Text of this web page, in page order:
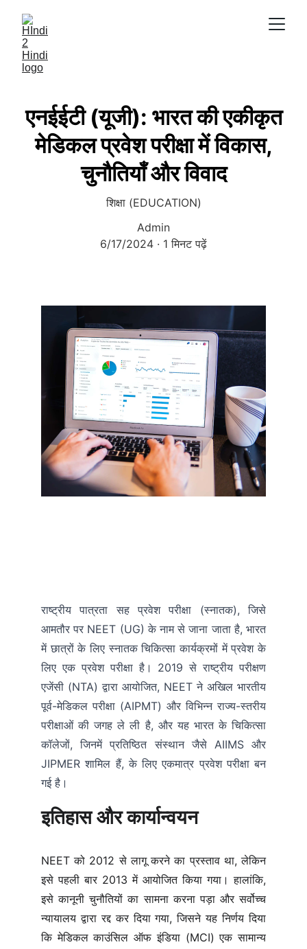
एनईईटी (यूजी): भारत की एकीकृत
मेडिकल प्रवेश परीक्षा में विकास,
चुनौतियाँ और विवाद
शिक्षा (EDUCATION)
Admin
6/17/2024
1 मिनट पढ़ें
राष्ट्रीय पात्रता सह प्रवेश परीक्षा (स्नातक), जिसे
आमतौर पर NEET (UG) के नाम से जाना जाता है, भारत
में छात्रों के लिए स्नातक चिकित्सा कार्यक्रमों में प्रवेश के
लिए एक प्रवेश परीक्षा है। 2019 से राष्ट्रीय परीक्षण
एजेंसी (NTA) द्वारा आयोजित, NEET ने अखिल भारतीय
पूर्व-मेडिकल परीक्षा (AIPMT) और विभिन्न राज्य-स्तरीय
परीक्षाओं की जगह ले ली है, और यह भारत के चिकित्सा
कॉलेजों, जिनमें प्रतिष्ठित संस्थान जैसे AIIMS और
JIPMER शामिल हैं, के लिए एकमात्र प्रवेश परीक्षा बन
गई है।
इतिहास और कार्यान्वयन
NEET को 2012 से लागू करने का प्रस्ताव था, लेकिन
इसे पहली बार 2013 में आयोजित किया गया। हालांकि,
इसे कानूनी चुनौतियों का सामना करना पड़ा और सर्वोच्च
न्यायालय द्वारा रद्द कर दिया गया, जिसने यह निर्णय दिया
कि मेडिकल काउंसिल ऑफ इंडिया (MCI) एक सामान्य